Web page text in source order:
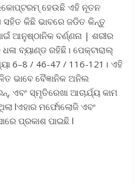
ହେଉଛି ଏହି ନୂତନ
କିଛି ଭାବରେ ଜଡିତ କିନ୍ତୁ
ଆନୁଷ୍ଠାନିକ ବର୍ଣ୍ଣନା | ଶରୀର
ବ୍ୟାଣ୍ଡ ରହିଛି। ପେକ୍ଟାରାଲ୍
6–8 / 46-47 / 116-121। ଏହି
ଭାବେ ବୈଜ୍ଞାନିକ ଅନିଲ
ଏବଂ ସ୍ମୃତିରେଖା ଆଚାର୍ଯ୍ୟ କାମ
lଏହାର ମର୍ଫୋଲୋଜି ଏବଂ
ପ୍ରକାଶ ପାଇଛି l